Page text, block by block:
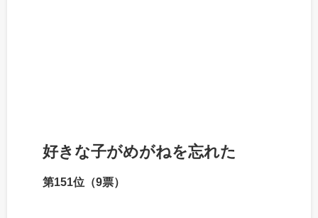
好きな子がめがねを忘れた
第151位（9票）